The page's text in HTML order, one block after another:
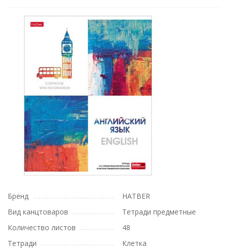
Бренд
HATBER
Вид канцтоваров
Тетради предметные
Количество листов
48
Тетради
Клетка